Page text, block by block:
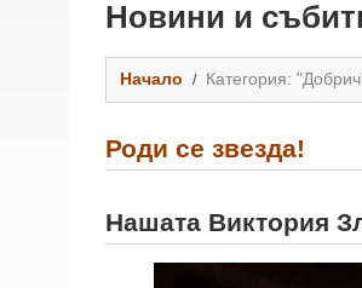
Новини и
Начало Категория:
Роди се звезда!
Нашата Виктория